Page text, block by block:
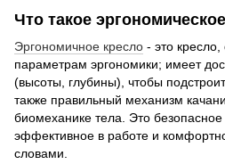
Что такое
Эргономичное кресло - это
параметрам эргономики; имеет
(высоты, глубины), чтобы
также правильный механизм
биомеханике тела. Это безопасное
эффективное в работе и
словами.